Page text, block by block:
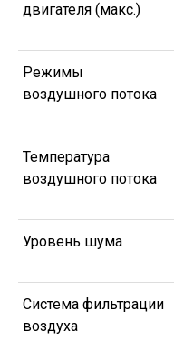
двигателя (макс.)
Режимы
воздушного потока
Температура
воздушного потока
Уровень шума
Система фильтрации
воздуха